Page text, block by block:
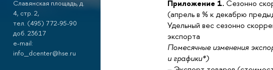
Славянская площадь, д.
4, стр. 2,
тел. (495) 772-95-90
доб. 23617
e-mail:
info_dcenter@hse.ru
Приложение 1. Сезонно
(апрель в % к декабрю
Удельный вес сезонно
экспорта
Помесячные изменения
и графики*)